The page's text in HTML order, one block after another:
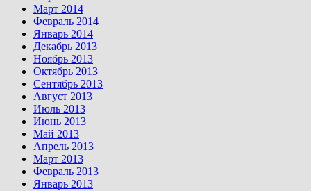
Март 2014
Февраль 2014
Январь 2014
Декабрь 2013
Ноябрь 2013
Октябрь 2013
Сентябрь 2013
Август 2013
Июль 2013
Июнь 2013
Май 2013
Апрель 2013
Март 2013
Февраль 2013
Январь 2013